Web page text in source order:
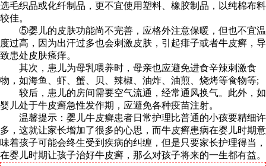
选毛织品或化纤制品，更不宜使用塑料、橡胶制品，以纯棉布料
较佳。
⑤婴儿的皮肤功能尚不完善，应格外注意保暖，但也不宜温
度过高，因为出汗过多也会刺激皮肤，引起痱子或者牛皮癣，导
致患处皮肤瘙痒。
其次，患儿为母乳喂养时，母亲也应避免进食辛辣刺激食
物，如海鱼、虾、蟹、贝、辣椒、油炸、油煎、烧烤等食物等;
较后，患儿的房间需要空气流通，经常通风换气。此外，如
婴儿处于牛皮癣急性发作期，应避免各种疫苗注射。
温馨提示：婴儿牛皮癣患者日常护理比普通的小孩要精细许
多，这就让家长增加了很多的心思，而牛皮癣患病在婴儿时期意
味着孩子可能会终生受到疾病的纠缠，但是只要家长护理得当，
在婴儿时期让孩子治好牛皮癣，那么对孩子将来的一生都有益。